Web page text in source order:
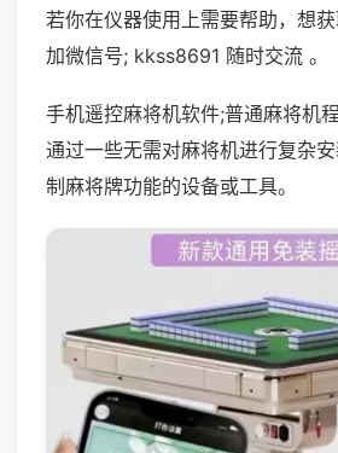
若你在仪器使用上需要帮助，想
加微信号; kkss8691 随时交流 。
手机遥控麻将机软件;普通麻将机
通过一些无需对麻将机进行复杂
制麻将牌功能的设备或工具。